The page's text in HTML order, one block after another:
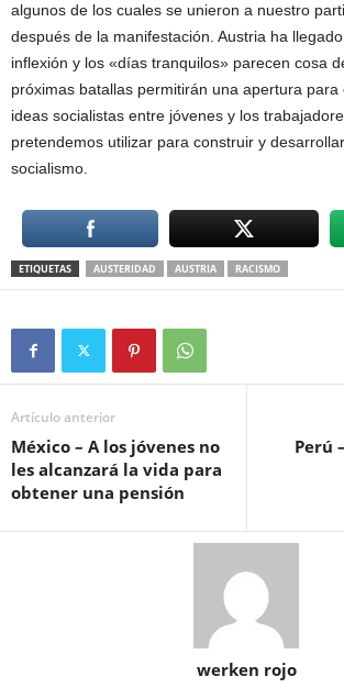
algunos de los cuales se unieron a nuestro
después de la manifestación. Austria ha
inflexión y los «días tranquilos» parecen cosa
próximas batallas permitirán una apertura
ideas socialistas entre jóvenes y los
pretendemos utilizar para construir y
socialismo.
ETIQUETAS AUSTERIDAD AUSTRIA RACISMO
Artículo anterior
México – A los jóvenes no
les alcanzará la vida para
obtener una pensión
Perú
werken rojo